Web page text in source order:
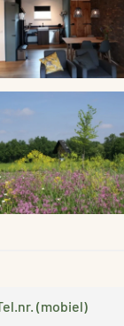
VERGROTEN
VERGROTEN
(mobiel)